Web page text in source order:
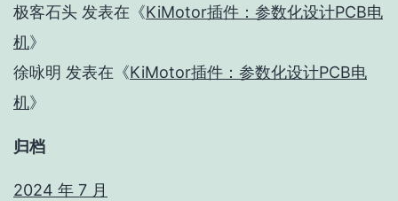
极客石头 发表在《KiMotor插件：参数化设计PCB电
机》
徐咏明 发表在《KiMotor插件：参数化设计PCB电
机》
归档
2024 年 7 月